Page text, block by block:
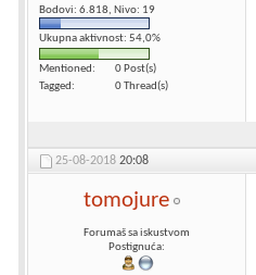
Bodovi: 6.818, Nivo: 19
Ukupna aktivnost: 54,0%
Mentioned
0 Post(s)
Tagged
0 Thread(s)
25-08-2018 20:08
tomojure
Forumaš sa iskustvom
Postignuća: